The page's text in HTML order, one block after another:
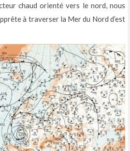
chaud orienté vers le nord, nous
à traverser la Mer du Nord d’est